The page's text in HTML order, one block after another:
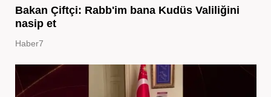
Bakan Çiftçi: Rabb'im bana Kudüs Valiliğini
nasip et
Haber7